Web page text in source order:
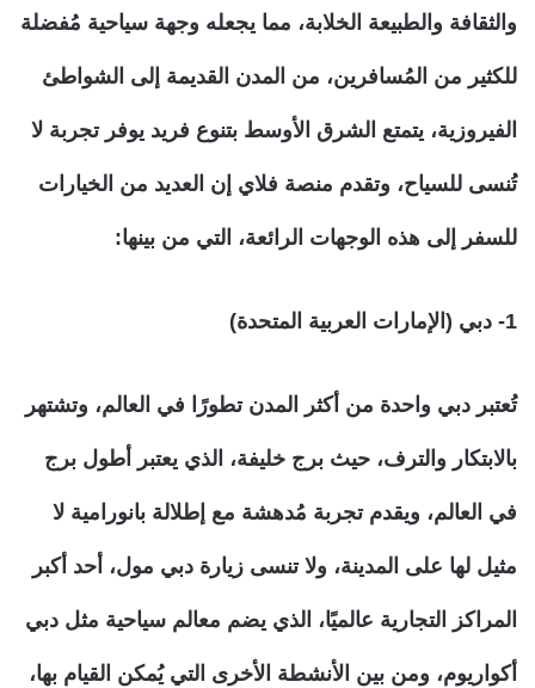
والثقافة والطبيعة الخلابة، مما يجعله وجهة سياحية مُفضلة
للكثير من المُسافرين، من المدن القديمة إلى الشواطئ
الفيروزية، يتمتع الشرق الأوسط بتنوع فريد يوفر تجربة لا
تُنسى للسياح، وتقدم منصة فلاي إن العديد من الخيارات
للسفر إلى هذه الوجهات الرائعة، التي من بينها:
1- دبي (الإمارات العربية المتحدة)
تُعتبر دبي واحدة من أكثر المدن تطورًا في العالم، وتشتهر
بالابتكار والترف، حيث برج خليفة، الذي يعتبر أطول برج
في العالم، ويقدم تجربة مُدهشة مع إطلالة بانورامية لا
مثيل لها على المدينة، ولا تنسى زيارة دبي مول، أحد أكبر
المراكز التجارية عالميًا، الذي يضم معالم سياحية مثل دبي
أكواريوم، ومن بين الأنشطة الأخرى التي يُمكن القيام بها،